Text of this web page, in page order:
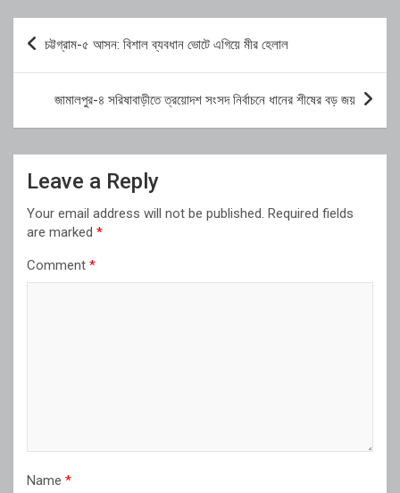
Post
navigation
চট্টগ্রাম-৫ আসন: বিশাল ব্যবধান ভোটে এগিয়ে মীর হেলাল
জামালপুর-৪ সরিষাবাড়ীতে ত্রয়োদশ সংসদ নির্বাচনে ধানের শীষের বড় জয়
Leave a Reply
Your email address will not be published. Required fields
are marked *
Comment *
Name *